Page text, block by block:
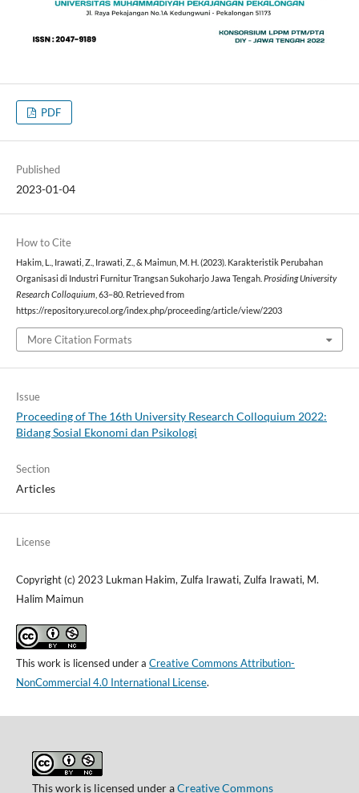
PDF
Published
2023-01-04
How to Cite
Hakim, L., Irawati, Z., Irawati, Z., & Maimun, M. H. (2023). Karakteristik Perubahan
Organisasi di Industri Furnitur Trangsan Sukoharjo Jawa Tengah. Prosiding University
Research Colloquium , 63–80. Retrieved from
https://repository.urecol.org/index.php/proceeding/article/view/2203
More Citation Formats
Issue
Proceeding of The 16th University Research Colloquium 2022:
Bidang Sosial Ekonomi dan Psikologi
Section
Articles
License
Copyright (c) 2023 Lukman Hakim, Zulfa Irawati, Zulfa Irawati, M.
Halim Maimun
This work is licensed under a Creative Commons Attribution-
NonCommercial 4.0 International License.
This work is licensed under aCreative Commons